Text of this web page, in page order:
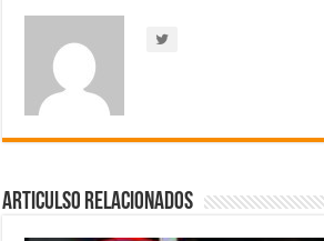
Articulso Relacionados